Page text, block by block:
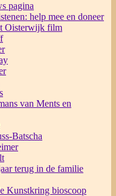
pagina
help mee en doneer
Oisterwijk film
van Ments en
Batscha
terug in de familie
Kunstkring bioscoop